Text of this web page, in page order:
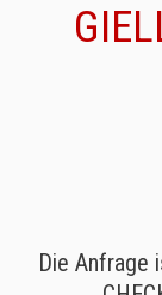
Die Anfrage